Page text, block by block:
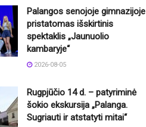
Palangos senojoje gimnazijoje
pristatomas išskirtinis
spektaklis „Jaunuolio
kambaryje“
2026-08-05
Rugpjūčio 14 d. – patyriminė
šokio ekskursija „Palanga.
Sugriauti ir atstatyti mitai“